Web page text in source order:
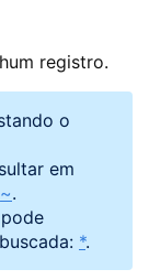
registro.
o
em
~.
*.